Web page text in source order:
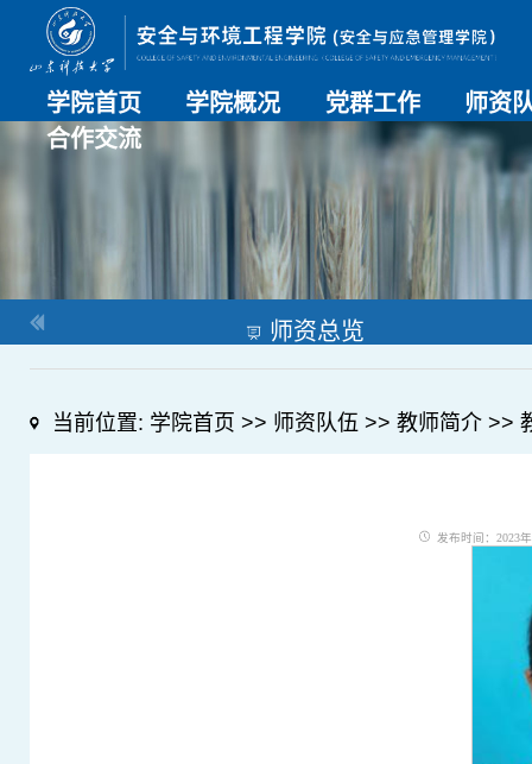
学院首页 学院概况 党群工作 师资
师资总
导师名
教师简
合作交流
师资总览
当前位置: 学院首页 >> 师资队伍 >> 教师简介>>
发布时间：2023